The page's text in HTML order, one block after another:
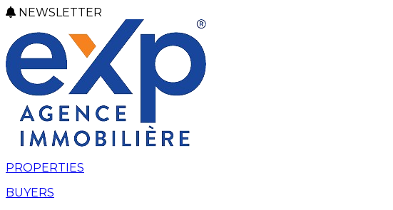
NEWSLETTER
PROPERTIES
BUYERS